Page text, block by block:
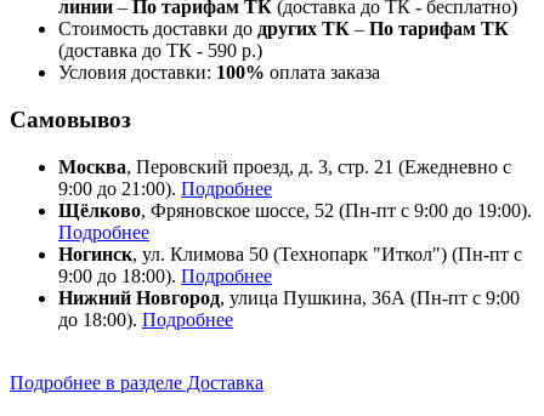
линии – По тарифам ТК (доставка до ТК - бесплатно)
Стоимость доставки до других ТК – По тарифам ТК
(доставка до ТК - 590 р.)
Условия доставки: 100% оплата заказа
Самовывоз
Москва, Перовский проезд, д. 3, стр. 21 (Ежедневно с
9:00 до 21:00). Подробнее
Щёлково, Фряновское шоссе, 52 (Пн-пт с 9:00 до 19:00).
Подробнее
Ногинск, ул. Климова 50 (​Технопарк "Иткол") (Пн-пт с
9:00 до 18:00). Подробнее
Нижний Новгород, улица Пушкина, 36А (Пн-пт с 9:00
до 18:00). Подробнее
Подробнее в разделе Доставка